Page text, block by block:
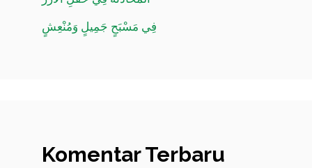
فِي مَسْبَحٍ جَمِيلٍ وَمُنْعِشٍ
Komentar Terbaru